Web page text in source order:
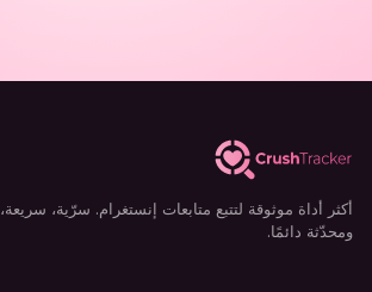
أكثر أداة موثوقة لتتبع متابعات إنستغرام. سرّية، سريعة،
ومحدّثة دائمًا.